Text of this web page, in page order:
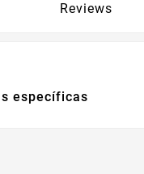
Reviews
específicas